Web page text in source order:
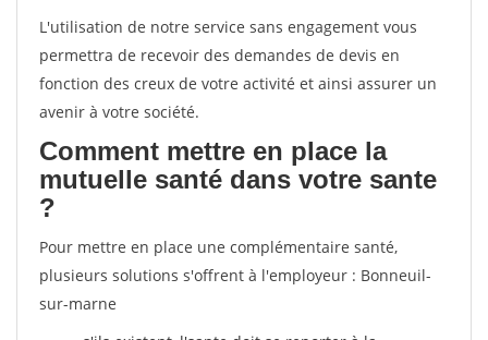
L'utilisation de notre service sans engagement vous
permettra de recevoir des demandes de devis en
fonction des creux de votre activité et ainsi assurer un
avenir à votre société.
Comment mettre en place la
mutuelle santé dans votre sante
?
Pour mettre en place une complémentaire santé,
plusieurs solutions s'offrent à l'employeur : Bonneuil-
sur-marne